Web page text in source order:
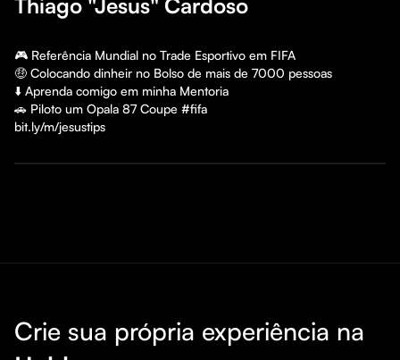
Thiago "Jesus" Cardoso
🎮 Referência Mundial no Trade Esportivo em FIFA
🤑 Colocando dinheir no Bolso de mais de 7000 pessoas
⬇️ Aprenda comigo em minha Mentoria
🚗 Piloto um Opala 87 Coupe #fifa
bit.ly/m/jesustips
Crie sua própria experiência na